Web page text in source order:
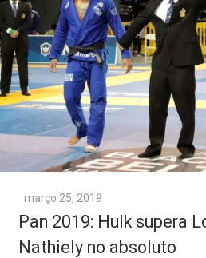
março 25, 2019
Pan 2019: Hulk supera
Nathiely no absoluto